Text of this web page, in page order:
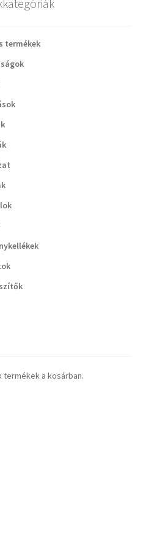
termékek
termékek a kosárban.